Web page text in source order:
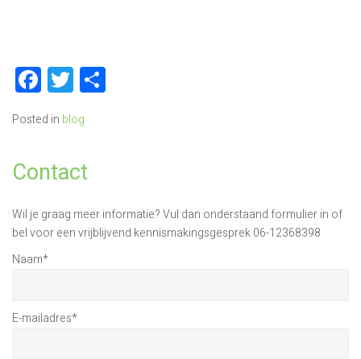
Facebook
Twitter
Delen
Posted in blog
Contact
Wil je graag meer informatie? Vul dan onderstaand formulier in of
bel voor een vrijblijvend kennismakingsgesprek 06-12368398
Naam*
E-mailadres*